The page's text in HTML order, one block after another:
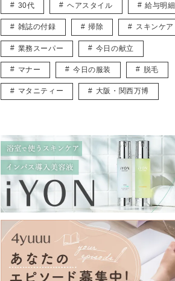
30代 ヘアスタイル 給与明細
雑誌の付録 掃除 スキンケア
業務スーパー 今日の献立
マナー 今日の服装 脱毛
マタニティー 大阪・関西万博